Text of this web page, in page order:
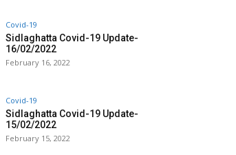
Covid-19
Sidlaghatta Covid-19 Update-
16/02/2022
February 16, 2022
Covid-19
Sidlaghatta Covid-19 Update-
15/02/2022
February 15, 2022